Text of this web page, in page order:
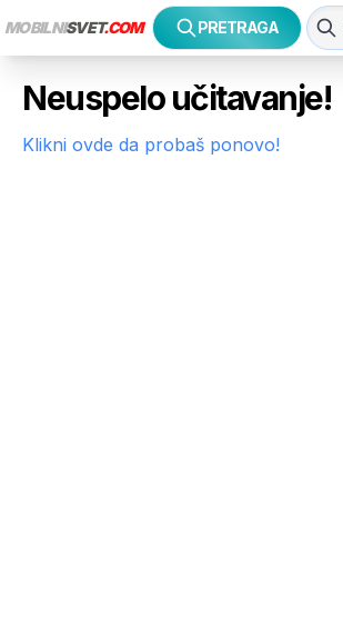
MOBILNISVET.COM PRETRAGA
Neuspelo učitavanje!
Klikni ovde da probaš ponovo!